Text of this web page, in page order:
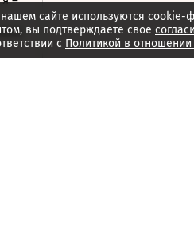
сайте используются cookie-
вы подтверждаете свое
с Политикой в